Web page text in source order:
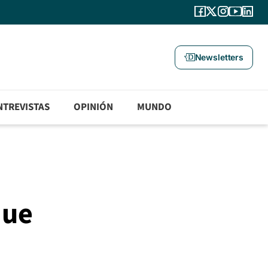
Newsletters
OPINIÓN MUNDO